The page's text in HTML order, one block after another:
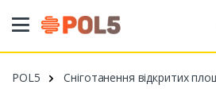
POL5 Сніготанення відкритих